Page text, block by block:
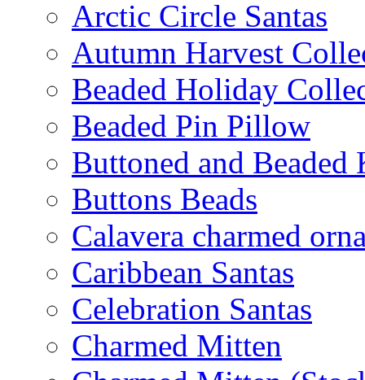
Arctic Circle Santas
Autumn Harvest
Beaded Holiday
Beaded Pin Pillow
Buttoned and Beaded
Buttons Beads
Calavera charmed
Caribbean Santas
Celebration Santas
Charmed Mitten